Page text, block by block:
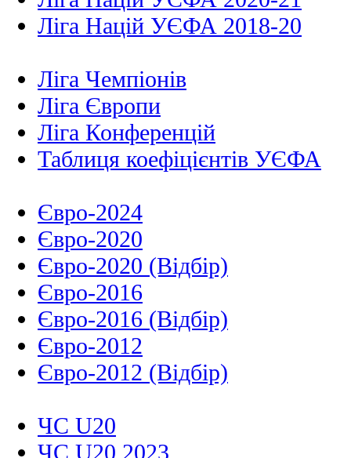
Ліга Націй УЄФА 2018-20
Ліга Чемпіонів
Ліга Європи
Ліга Конференцій
Таблиця коефіцієнтів УЄФА
Євро-2024
Євро-2020
Євро-2020 (Відбір)
Євро-2016
Євро-2016 (Відбір)
Євро-2012
Євро-2012 (Відбір)
ЧС U20
ЧС U20 2023